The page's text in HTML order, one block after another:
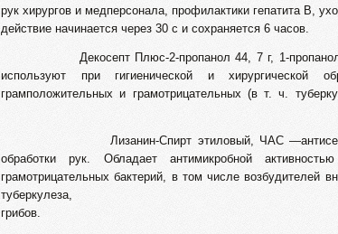
рук хирургов и медперсонала, профилактики гепатита В,
действие начинается через 30 с и
Декосепт Плюс-2-пропанол 44, 7 г, 1-пропанол
используют при гигиенической и хирургической
грамположительных и грамотрицательных (в т.
Лизанин-Спирт этиловый, ЧАС —антисептик
обработки рук. Обладает антимикробной
грамотрицательных бактерий, в том числе возбудителей
туберкулеза,